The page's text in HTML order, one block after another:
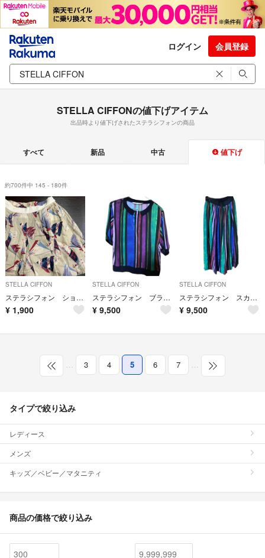
ログイン 会員登録
STELLA CIFFONの値下げアイテム
出品時より値下げされたステラシフォンの商品
すべて 新品 中古 値下げ
約700件中 145 - 180件
STELLA CIFFON
ステラシフォン ショートパンツ リネン ヨット柄 古着女子 36
¥ 1,900
STELLA CIFFON
ステラシフォン ブラウス
¥ 9,500
STELLA CIFFON
ステラシフォン スカート
¥ 9,500
… 3 4 5 6 7 …
タイプで絞り込み
レディース
メンズ
キッズ／ベビー／マタニティ
商品の価格で絞り込み